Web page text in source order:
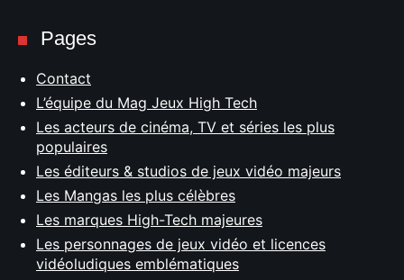
Pages
Contact
L’équipe du Mag Jeux High Tech
Les acteurs de cinéma, TV et séries les plus
populaires
Les éditeurs & studios de jeux vidéo majeurs
Les Mangas les plus célèbres
Les marques High-Tech majeures
Les personnages de jeux vidéo et licences
vidéoludiques emblématiques